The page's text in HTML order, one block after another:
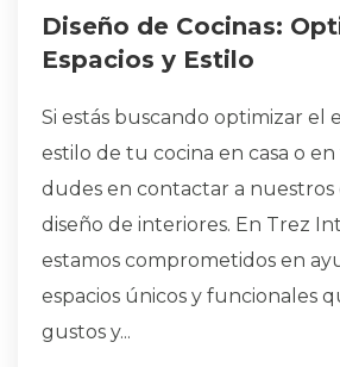
Diseño de Cocinas:
Espacios y Estilo
Si estás buscando optimizar el
estilo de tu cocina en casa o
dudes en contactar a nuestros
diseño de interiores. En Trez
estamos comprometidos en
espacios únicos y funcionales
gustos y...